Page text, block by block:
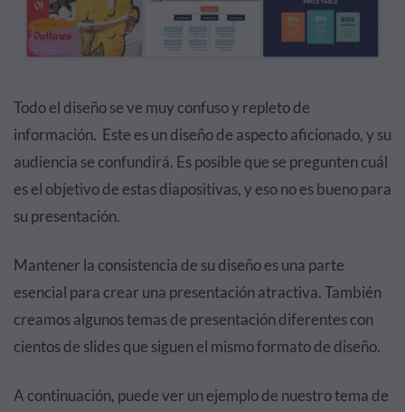
Todo el diseño se ve muy confuso y repleto de
información. Este es un diseño de aspecto aficionado, y su
audiencia se confundirá. Es posible que se pregunten cuál
es el objetivo de estas diapositivas, y eso no es bueno para
su presentación.
Mantener la consistencia de su diseño es una parte
esencial para crear una presentación atractiva. También
creamos algunos temas de presentación diferentes con
cientos de slides que siguen el mismo formato de diseño.
A continuación, puede ver un ejemplo de nuestro tema de